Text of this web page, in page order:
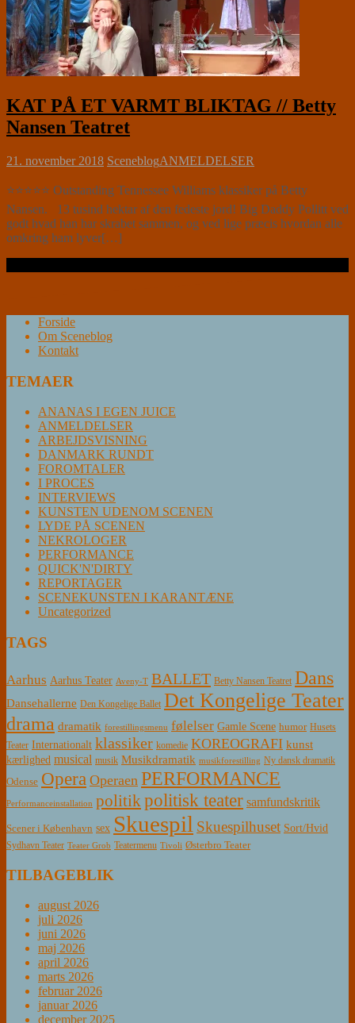
KAT PÅ ET VARMT BLIKTAG // Betty
Nansen Teatret
21. november 2018 SceneblogANMELDELSER
⭐⭐⭐⭐⭐ Outstanding Tennessee Williams klassiker på Betty
Nansen. 13 tusind hektar af den fedeste jord! Big Daddy Pollitt ved
godt hvad han har skrabet sammen, og ved lige præcis hvordan alle
omkring ham lyver[…]
Forside
Om Sceneblog
Kontakt
TEMAER
ANANAS I EGEN JUICE
ANMELDELSER
ARBEJDSVISNING
DANMARK RUNDT
FOROMTALER
I PROCES
INTERVIEWS
KUNSTEN UDENOM SCENEN
LYDE PÅ SCENEN
NEKROLOGER
PERFORMANCE
QUICK'N'DIRTY
REPORTAGER
SCENEKUNSTEN I KARANTÆNE
Uncategorized
TAGS
Aarhus Aarhus Teater Aveny-T BALLET Betty Nansen Teatret Dans
Dansehallerne Den Kongelige Ballet Det Kongelige Teater
drama dramatik forestillingsmenu følelser Gamle Scene humor Husets
Teater Internationalt klassiker komedie KOREOGRAFI kunst
kærlighed musical musik Musikdramatik musikforestilling Ny dansk dramatik
Odense Opera Operaen PERFORMANCE
Performanceinstallation politikpolitisk teater samfundskritik
Scener i København sex Skuespil Skuespilhuset Sort/Hvid
Sydhavn Teater Teater Grob Teatermenu Tivoli Østerbro Teater
TILBAGEBLIK
august 2026
juli 2026
juni 2026
maj 2026
april 2026
marts 2026
februar 2026
januar 2026
december 2025